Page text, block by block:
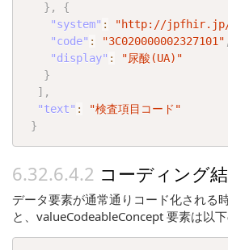
} ,
{
"system" :
"http://jpfhir.jp/
"code" : "3C020000002327101" ,
"display" :
"尿酸(UA)"
}
] ,
"text" :
"検査項目コード"
}
コーディング
データ要素が通常通りコード化される
と、valueCodeableConcept 要素は以